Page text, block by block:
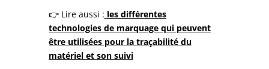
👉 Lire aussi : les différentes
technologies de marquage qui peuvent
être utilisées pour la traçabilité du
matériel et son suivi